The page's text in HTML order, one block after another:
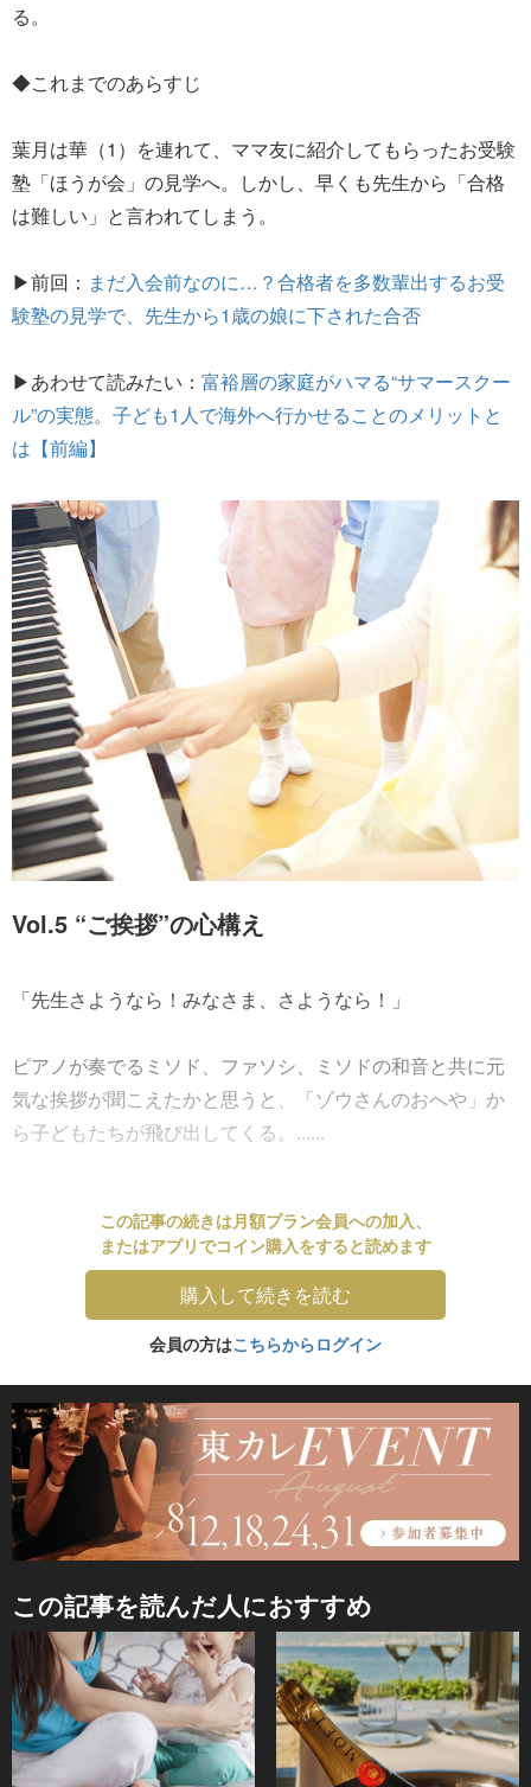
る。
◆これまでのあらすじ
葉月は華（1）を連れて、ママ友に紹介してもらったお受験
塾「ほうが会」の見学へ。しかし、早くも先生から「合格
は難しい」と言われてしまう。
▶前回： まだ入会前なのに…？合格者を多数輩出するお受
験塾の見学で、先生から1歳の娘に下された合否
▶あわせて読みたい： 富裕層の家庭がハマる“サマースクー
ル”の実態。子ども1人で海外へ行かせることのメリットと
は【前編】
Vol.5 “ご挨拶”の心構え
「先生さようなら！みなさま、さようなら！」
ピアノが奏でるミソド、ファソシ、ミソドの和音と共に元
気な挨拶が聞こえたかと思うと、「ゾウさんのおへや」か
ら子どもたちが飛び出してくる。......
この記事の続きは月額プラン会員への加入、
またはアプリでコイン購入をすると読めます
購入して続きを読む
会員の方はこちらからログイン
この記事を読んだ人におすすめ